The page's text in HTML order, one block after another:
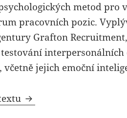
metod pro
pracovních pozic.
Grafton
včetně jejich emoční
Stále více firem testuje